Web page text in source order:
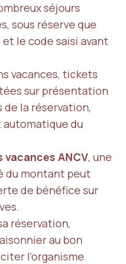
séjours
sous réserve que
et le code saisi avant
vacances, tickets
sur présentation
la réservation,
du
vacances ANCV, une
du montant peut
de bénéfice sur
réservation,
au bon
l’organisme